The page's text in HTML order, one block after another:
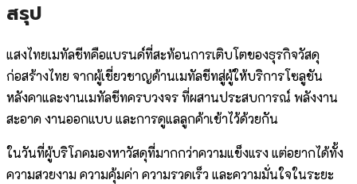
สรุป
แสงไทยเมทัลชีทคือแบรนด์ที่สะท้อนการเติบโตของธุรกิจวัสดุ
ก่อสร้างไทย จากผู้เชี่ยวชาญด้านเมทัลชีทสู่ผู้ให้บริการโซลูชัน
หลังคาและงานเมทัลชีทครบวงจร ที่ผสานประสบการณ์ พลังงาน
สะอาด งานออกแบบ และการดูแลลูกค้าเข้าไว้ด้วยกัน
ในวันที่ผู้บริโภคมองหาวัสดุที่มากกว่าความแข็งแรง แต่อยากได้ทั้ง
ความสวยงาม ความคุ้มค่า ความรวดเร็ว และความมั่นใจในระยะ